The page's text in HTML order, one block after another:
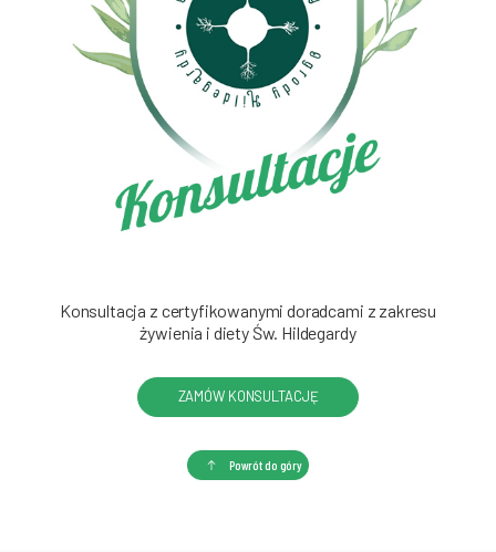
Konsultacja z certyfikowanymi doradcami z zakresu
żywienia i diety Św. Hildegardy
ZAMÓW KONSULTACJĘ
Powrót do góry